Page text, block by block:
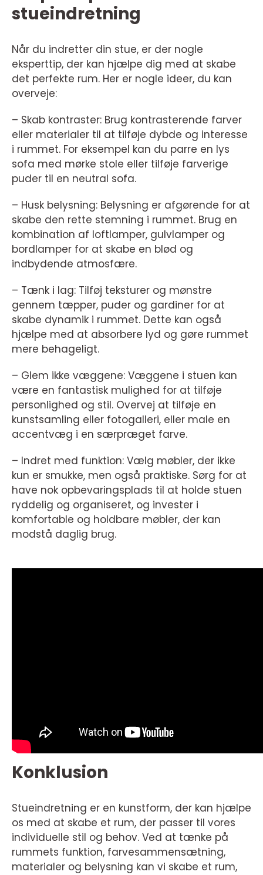
stueindretning
Når du indretter din stue, er der nogle
eksperttip, der kan hjælpe dig med at skabe
det perfekte rum. Her er nogle ideer, du kan
overveje:
– Skab kontraster: Brug kontrasterende farver
eller materialer til at tilføje dybde og interesse
i rummet. For eksempel kan du parre en lys
sofa med mørke stole eller tilføje farverige
puder til en neutral sofa.
– Husk belysning: Belysning er afgørende for at
skabe den rette stemning i rummet. Brug en
kombination af loftlamper, gulvlamper og
bordlamper for at skabe en blød og
indbydende atmosfære.
– Tænk i lag: Tilføj teksturer og mønstre
gennem tæpper, puder og gardiner for at
skabe dynamik i rummet. Dette kan også
hjælpe med at absorbere lyd og gøre rummet
mere behageligt.
– Glem ikke væggene: Væggene i stuen kan
være en fantastisk mulighed for at tilføje
personlighed og stil. Overvej at tilføje en
kunstsamling eller fotogalleri, eller male en
accentvæg i en særpræget farve.
– Indret med funktion: Vælg møbler, der ikke
kun er smukke, men også praktiske. Sørg for at
have nok opbevaringsplads til at holde stuen
ryddelig og organiseret, og invester i
komfortable og holdbare møbler, der kan
modstå daglig brug.
Konklusion
Stueindretning er en kunstform, der kan hjælpe
os med at skabe et rum, der passer til vores
individuelle stil og behov. Ved at tænke på
rummets funktion, farvesammensætning,
materialer og belysning kan vi skabe et rum,